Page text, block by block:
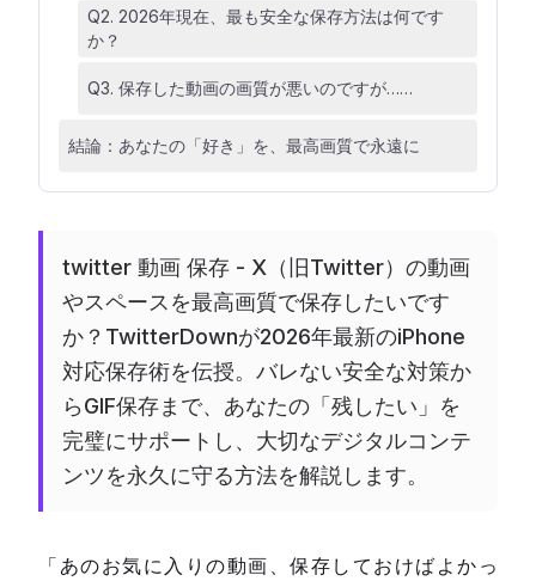
Q2. 2026年現在、最も安全な保存方法は何です
か？
Q3. 保存した動画の画質が悪いのですが……
結論：あなたの「好き」を、最高画質で永遠に
twitter 動画 保存 - X（旧Twitter）の動画
やスペースを最高画質で保存したいです
か？TwitterDownが2026年最新のiPhone
対応保存術を伝授。バレない安全な対策か
らGIF保存まで、あなたの「残したい」を
完璧にサポートし、大切なデジタルコンテ
ンツを永久に守る方法を解説します。
「あのお気に入りの動画、保存しておけばよかっ